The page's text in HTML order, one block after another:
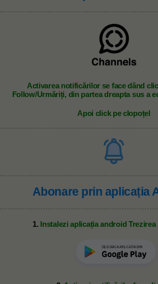
Activarea notificărilor se face dând
Follow/Urmăriți, din partea dreapta sus a
Apoi click pe clopoțel
Abonare prin aplicația
1. Instalezi aplicația android Trezirea